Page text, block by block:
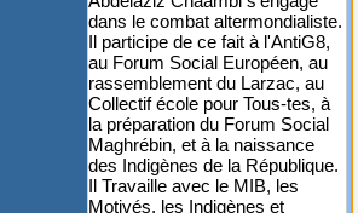
dans le combat altermondialiste.
Il participe de ce fait à l'AntiG8,
au Forum Social Européen, au
rassemblement du Larzac, au
Collectif école pour Tous-tes, à
la préparation du Forum Social
Maghrébin, et à la naissance
des Indigènes de la République.
Il Travaille avec le MIB, les
Motivés, les Indigènes et